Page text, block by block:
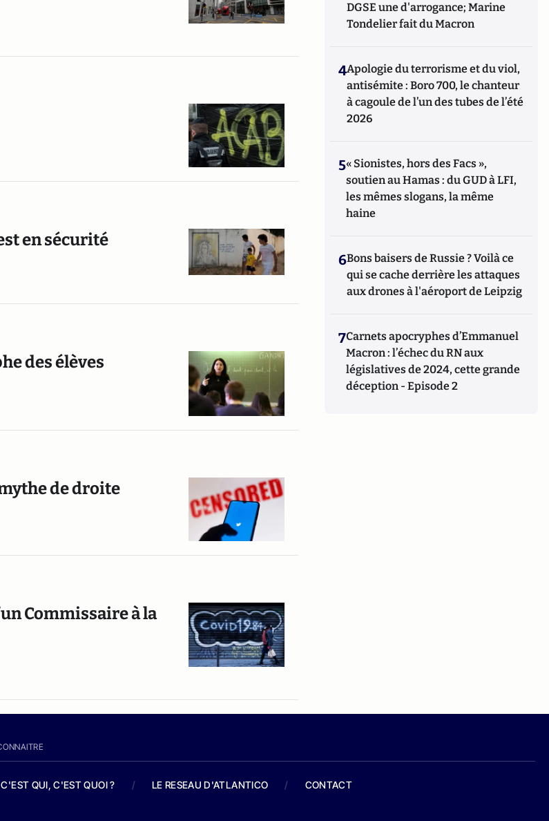
en sécurité
des élèves
de droite
Commissaire à la
DGSE une d'arrogance; Marine
Tondelier fait du Macron
4Apologie du terrorisme et du viol,
antisémite : Boro 700, le chanteur
à cagoule de l’un des tubes de l’été
2026
5« Sionistes, hors des Facs »,
soutien au Hamas : du GUD à LFI,
les mêmes slogans, la même
haine
6Bons baisers de Russie ? Voilà ce
qui se cache derrière les attaques
aux drones à l'aéroport de Leipzig
7Carnets apocryphes d’Emmanuel
Macron : l’échec du RN aux
législatives de 2024, cette grande
déception - Episode 2
QUI, C'EST QUOI ? / LE RESEAU D'ATLANTICO / CONTACT